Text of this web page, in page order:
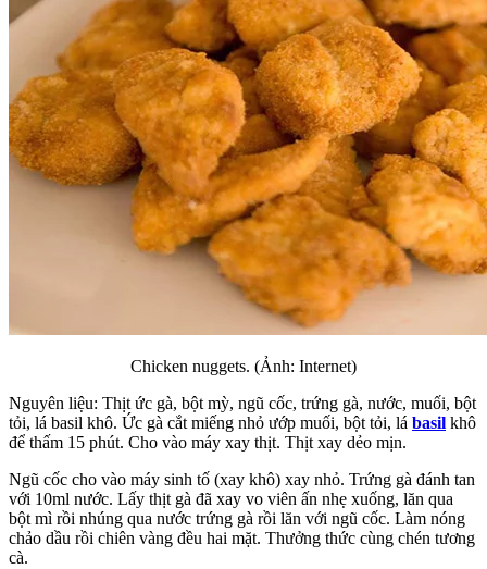
Chicken nuggets. (Ảnh: Internet)
Nguyên liệu: Thịt ức gà, bột mỳ, ngũ cốc, trứng gà, nước, muối, bột
tỏi, lá basil khô. Ức gà cắt miếng nhỏ ướp muối, bột tỏi, lá basil khô
để thấm 15 phút. Cho vào máy xay thịt. Thịt xay dẻo mịn.
Ngũ cốc cho vào máy sinh tố (xay khô) xay nhỏ. Trứng gà đánh tan
với 10ml nước. Lấy thịt gà đã xay vo viên ấn nhẹ xuống, lăn qua
bột mì rồi nhúng qua nước trứng gà rồi lăn với ngũ cốc. Làm nóng
chảo dầu rồi chiên vàng đều hai mặt. Thưởng thức cùng chén tương
cà.